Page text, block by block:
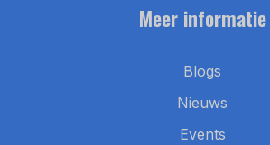
Meer informatie
Blogs
Nieuws
Events